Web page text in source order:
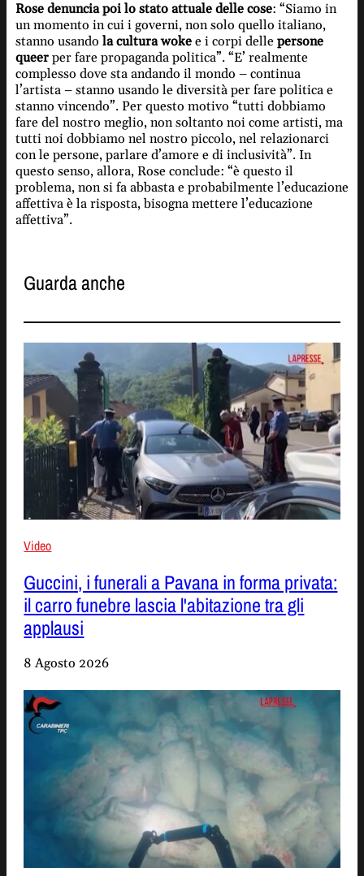
Rose denuncia poi lo stato attuale delle cose: “Siamo in
un momento in cui i governi, non solo quello italiano,
stanno usando la cultura wokee i corpi delle persone
queerper fare propaganda politica”. “E’ realmente
complesso dove sta andando il mondo – continua
l’artista – stanno usando le diversità per fare politica e
stanno vincendo”. Per questo motivo “tutti dobbiamo
fare del nostro meglio, non soltanto noi come artisti, ma
tutti noi dobbiamo nel nostro piccolo, nel relazionarci
con le persone, parlare d’amore e di inclusività”. In
questo senso, allora, Rose conclude: “è questo il
problema, non si fa abbasta e probabilmente l’educazione
affettiva è la risposta, bisogna mettere l’educazione
affettiva”.
Guarda anche
Video
Guccini, i funerali a Pavana in forma privata:
il carro funebre lascia l'abitazione tra gli
applausi
8 Agosto 2026